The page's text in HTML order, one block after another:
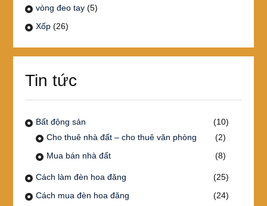
vòng đeo tay (5)
Xốp (26)
Tin tức
Bất động sản
(10)
Cho thuê nhà đất – cho thuê văn phòng
(2)
Mua bán nhà đất
(8)
Cách làm đèn hoa đăng
(25)
Cách mua đèn hoa đăng
(24)